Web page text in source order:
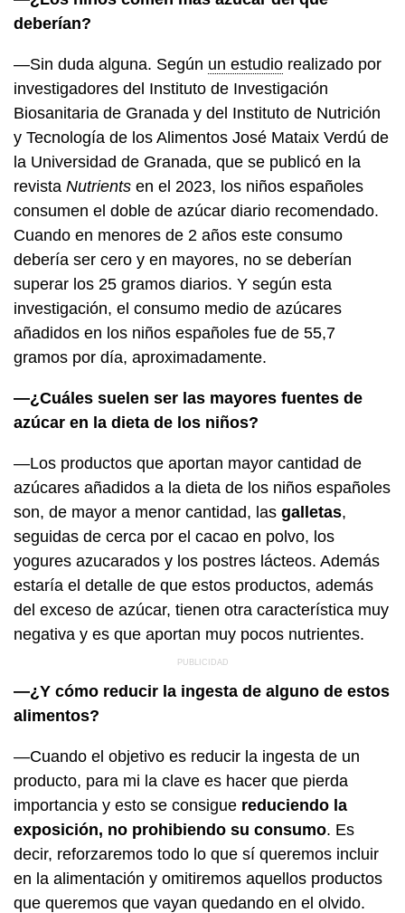
deberían?
—Sin duda alguna. Según un estudio realizado por
investigadores del Instituto de Investigación
Biosanitaria de Granada y del Instituto de Nutrición
y Tecnología de los Alimentos José Mataix Verdú de
la Universidad de Granada, que se publicó en la
revista Nutrients en el 2023, los niños españoles
consumen el doble de azúcar diario recomendado.
Cuando en menores de 2 años este consumo
debería ser cero y en mayores, no se deberían
superar los 25 gramos diarios. Y según esta
investigación, el consumo medio de azúcares
añadidos en los niños españoles fue de 55,7
gramos por día, aproximadamente.
—¿Cuáles suelen ser las mayores fuentes de
azúcar en la dieta de los niños?
—Los productos que aportan mayor cantidad de
azúcares añadidos a la dieta de los niños españoles
son, de mayor a menor cantidad, las galletas,
seguidas de cerca por el cacao en polvo, los
yogures azucarados y los postres lácteos. Además
estaría el detalle de que estos productos, además
del exceso de azúcar, tienen otra característica muy
negativa y es que aportan muy pocos nutrientes.
—¿Y cómo reducir la ingesta de alguno de estos
alimentos?
—Cuando el objetivo es reducir la ingesta de un
producto, para mi la clave es hacer que pierda
importancia y esto se consigue reduciendo la
exposición, no prohibiendo su consumo. Es
decir, reforzaremos todo lo que sí queremos incluir
en la alimentación y omitiremos aquellos productos
que queremos que vayan quedando en el olvido.